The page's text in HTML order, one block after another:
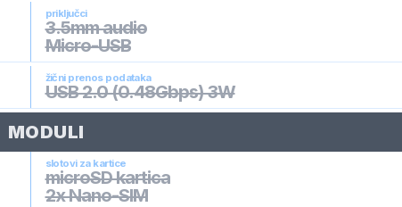
priključci
3.5mm audio
Micro-USB
žični prenos podataka
USB 2.0 (0.48Gbps) 3W
MODULI
slotovi za kartice
microSD kartica
2x Nano-SIM